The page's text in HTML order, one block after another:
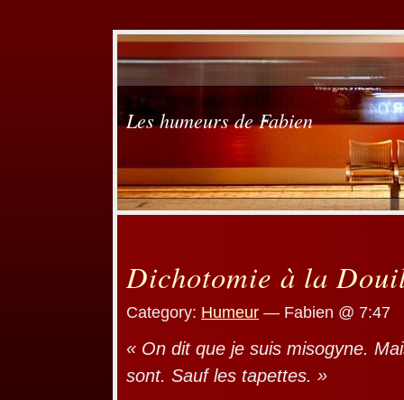
Les humeurs de Fabien
Dichotomie à la
Category: Humeur — Fabien @ 7:47
« On dit que je suis misogyne.
sont. Sauf les tapettes. »